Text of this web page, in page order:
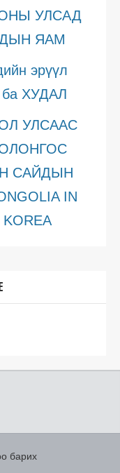
УЛСАД
ЯАМ
эрүүл
ба ХУДАЛ
УЛСААС
САЙДЫН
IN
барих